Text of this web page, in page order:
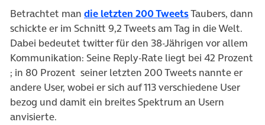
Betrachtet man die letzten 200 TweetsTaubers, dann
schickte er im Schnitt 9,2 Tweets am Tag in die Welt.
Dabei bedeutet twitter für den 38-Jährigen vor allem
Kommunikation: Seine Reply-Rate liegt bei 42 Prozent
; in 80 Prozent seiner letzten 200 Tweets nannte er
andere User, wobei er sich auf 113 verschiedene User
bezog und damit ein breites Spektrum an Usern
anvisierte.